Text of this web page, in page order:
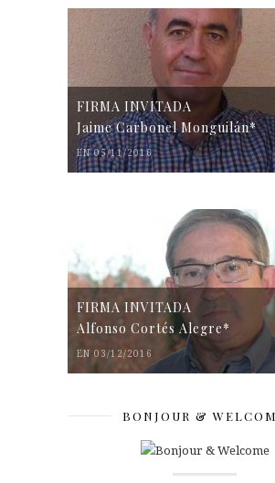
FIRMA INVITADA
Jaime Carbonel Monguilán*
EN 05/11/2016
FIRMA INVITADA
Alfonso Cortés Alegre*
EN 03/12/2016
BONJOUR &